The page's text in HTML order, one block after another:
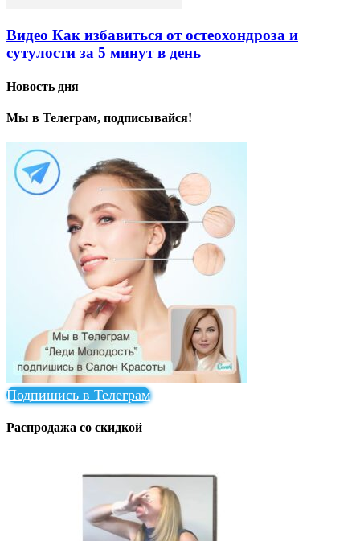
Видео Как избавиться от остеохондроза и
сутулости за 5 минут в день
Новость дня
Мы в Телеграм, подписывайся!
Подпишись в Телеграм
Распродажа со скидкой